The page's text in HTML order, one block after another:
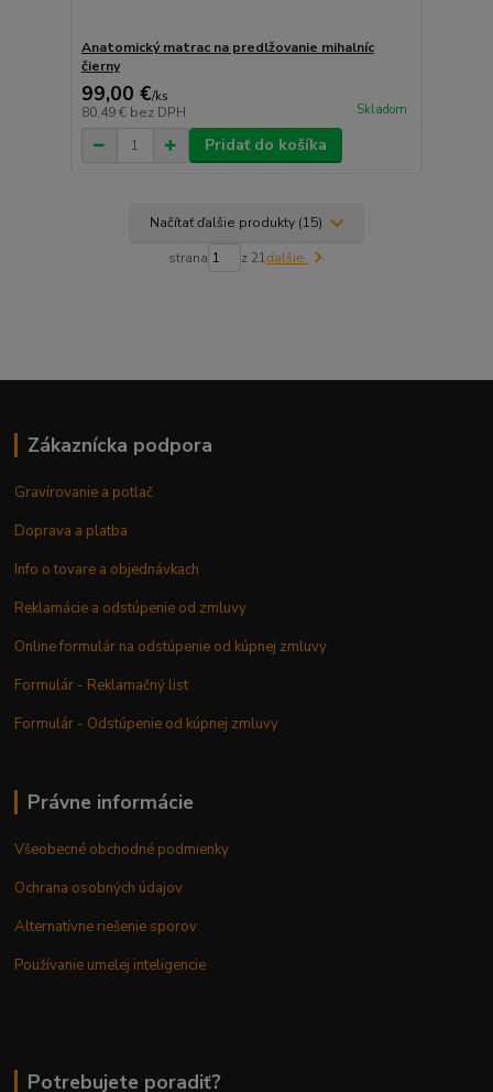
Anatomický matrac na predlžovanie mihalníc
čierny
99,00 €/ks
80,49 € bez DPH Skladom
Pridať do košíka
Načítať ďalšie produkty (15)
strana z 21ďalšie
Zákaznícka podpora
Gravírovanie a potlač
Doprava a platba
Info o tovare a objednávkach
Reklamácie a odstúpenie od zmluvy
Online formulár na odstúpenie od kúpnej zmluvy
Formulár - Reklamačný list
Formulár - Odstúpenie od kúpnej zmluvy
Právne informácie
Všeobecné obchodné podmienky
Ochrana osobných údajov
Alternatívne riešenie sporov
Používanie umelej inteligencie
Potrebujete poradiť?